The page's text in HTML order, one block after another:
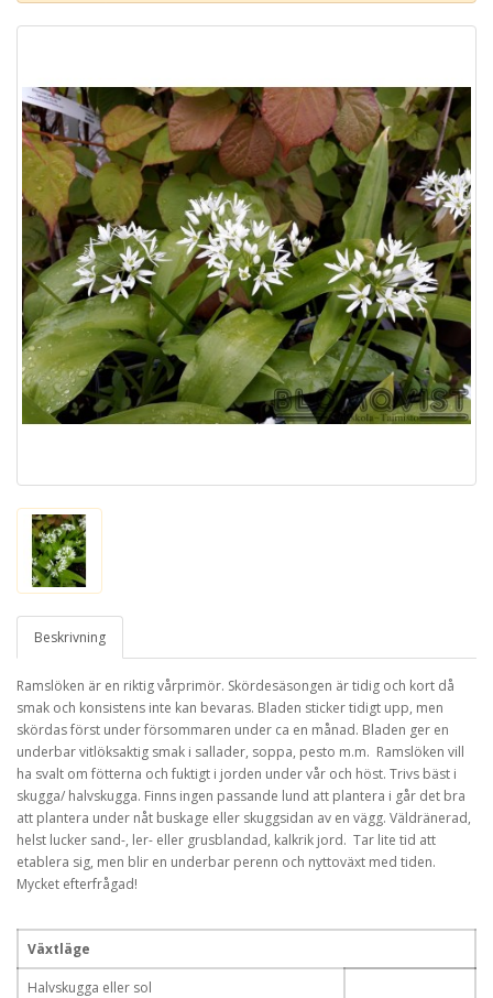
Beskrivning
Ramslöken är en riktig vårprimör. Skördesäsongen är tidig och kort då
smak och konsistens inte kan bevaras. Bladen sticker tidigt upp, men
skördas först under försommaren under ca en månad. Bladen ger en
underbar vitlöksaktig smak i sallader, soppa, pesto m.m. Ramslöken vill
ha svalt om fötterna och fuktigt i jorden under vår och höst. Trivs bäst i
skugga/ halvskugga. Finns ingen passande lund att plantera i går det bra
att plantera under nåt buskage eller skuggsidan av en vägg. Väldränerad,
helst lucker sand-, ler- eller grusblandad, kalkrik jord. Tar lite tid att
etablera sig, men blir en underbar perenn och nyttoväxt med tiden.
Mycket efterfrågad!
Växtläge
Halvskugga eller sol